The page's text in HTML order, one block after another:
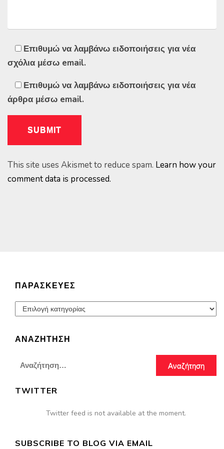
Επιθυμώ να λαμβάνω ειδοποιήσεις για νέα
σχόλια μέσω email.
Επιθυμώ να λαμβάνω ειδοποιήσεις για νέα
άρθρα μέσω email.
This site uses Akismet to reduce spam. Learn how your
comment data is processed.
ΠΑΡΑΣΚΕΥΈΣ
Παρασκευές
ΑΝΑΖΉΤΗΣΗ
Αναζήτηση
TWITTER
Twitter feed is not available at the moment.
SUBSCRIBE TO BLOG VIA EMAIL